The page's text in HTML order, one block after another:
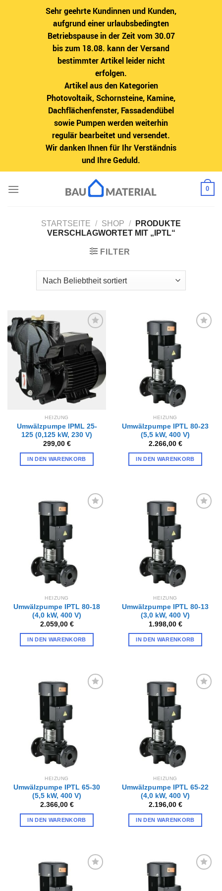
Sehr geehrte Kundinnen und Kunden,
aufgrund einer urlaubsbedingten
Betriebspause in der Zeit vom 30.07
bis zum 18.08. kann der Versand
bestimmter Artikel leider nicht
erfolgen.
Artikel aus den Kategorien
Photovoltaik, Schornsteine, Kamine,
Dachflächenfenster, Fassadendübel
sowie Pumpen werden weiterhin
regulär bearbeitet und versendet.
Wir danken Ihnen für Ihr Verständnis
und Ihre Geduld.
Inhalt
0
STARTSEITE / SHOP /
PRODUKTE
VERSCHLAGWORTET MIT „IPTL“
FILTER
Zur
Wunschliste
hinzufügen
HEIZUNG
Umwälzpumpe IPML 25-
125 (0,125 kW, 230 V)
299,00 €
IN DEN WARENKORB
Wunschliste
hinzufügen
HEIZUNG
Umwälzpumpe IPTL 80-23
(5,5 kW, 400 V)
2.266,00 €
IN DEN WARENKORB
Wunschliste
hinzufügen
HEIZUNG
Umwälzpumpe IPTL 80-18
(4,0 kW, 400 V)
2.059,00 €
IN DEN WARENKORB
Wunschliste
hinzufügen
HEIZUNG
Umwälzpumpe IPTL 80-13
(3,0 kW, 400 V)
1.998,00 €
IN DEN WARENKORB
Wunschliste
hinzufügen
HEIZUNG
Umwälzpumpe IPTL 65-30
(5,5 kW, 400 V)
2.366,00 €
IN DEN WARENKORB
Wunschliste
hinzufügen
HEIZUNG
Umwälzpumpe IPTL 65-22
(4,0 kW, 400 V)
2.196,00 €
IN DEN WARENKORB
Wunschliste
Wunschliste